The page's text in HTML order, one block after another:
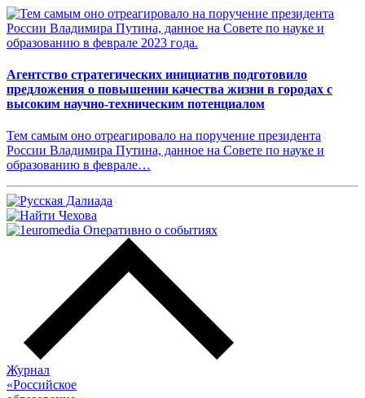
Агентство стратегических инициатив подготовило
предложения о повышении качества жизни в городах с
высоким научно-техническим потенциалом
Тем самым оно отреагировало на поручение президента
России Владимира Путина, данное на Совете по науке и
образованию в феврале…
Журнал
«Российское